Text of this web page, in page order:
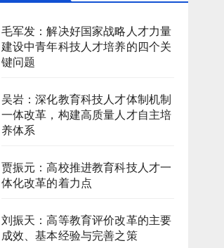
毛军发：解决好国家战略人才力量
建设中青年科技人才培养的四个关
键问题
吴岩：深化教育科技人才体制机制
一体改革，构建高质量人才自主培
养体系
贾振元：高校推进教育科技人才一
体化改革的着力点
刘振天：高等教育评价改革的主要
成效、基本经验与完善之策